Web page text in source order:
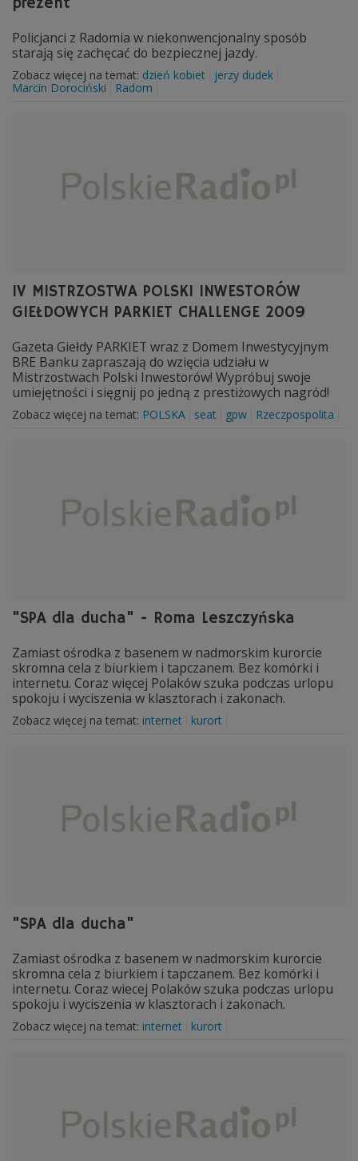
Policjanci z Radomia w niekonwencjonalny sposób
starają się zachęcać do bezpiecznej jazdy.
Zobacz więcej na temat: dzień kobiet
jerzy dudek
Marcin Dorociński
Radom
IV MISTRZOSTWA POLSKI INWESTORÓW
GIEŁDOWYCH PARKIET CHALLENGE 2009
Gazeta Giełdy PARKIET wraz z Domem Inwestycyjnym
BRE Banku zapraszają do wzięcia udziału w
Mistrzostwach Polski Inwestorów! Wypróbuj swoje
umiejętności i sięgnij po jedną z prestiżowych nagród!
Zobacz więcej na temat: POLSKA seat gpw Rzeczpospolita
"SPA dla ducha" - Roma Leszczyńska
Zamiast ośrodka z basenem w nadmorskim kurorcie
skromna cela z biurkiem i tapczanem. Bez komórki i
internetu. Coraz więcej Polaków szuka podczas urlopu
spokoju i wyciszenia w klasztorach i zakonach.
Zobacz więcej na temat: internet kurort
"SPA dla ducha"
Zamiast ośrodka z basenem w nadmorskim kurorcie
skromna cela z biurkiem i tapczanem. Bez komórki i
internetu. Coraz wiecej Polaków szuka podczas urlopu
spokoju i wyciszenia w klasztorach i zakonach.
Zobacz więcej na temat: internet kurort